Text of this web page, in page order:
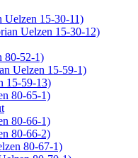
15-30-11)
Uelzen 15-30-12)
80-52-1)
Uelzen 15-59-1)
15-59-13)
80-65-1)
80-66-1)
80-66-2)
80-67-1)